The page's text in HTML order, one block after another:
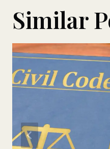
Similar